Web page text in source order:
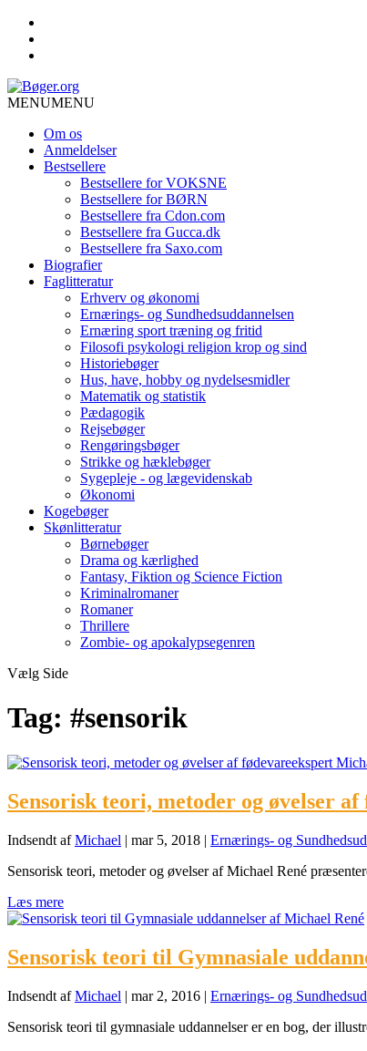
MENUMENU
Om os
Anmeldelser
Bestsellere
Bestsellere for VOKSNE
Bestsellere for BØRN
Bestsellere fra Cdon.com
Bestsellere fra Gucca.dk
Bestsellere fra Saxo.com
Biografier
Faglitteratur
Erhverv og økonomi
Ernærings- og Sundhedsuddannelsen
Ernæring sport træning og fritid
Filosofi psykologi religion krop og sind
Historiebøger
Hus, have, hobby og nydelsesmidler
Matematik og statistik
Pædagogik
Rejsebøger
Rengøringsbøger
Strikke og hæklebøger
Sygepleje - og lægevidenskab
Økonomi
Kogebøger
Skønlitteratur
Børnebøger
Drama og kærlighed
Fantasy, Fiktion og Science Fiction
Kriminalromaner
Romaner
Thrillere
Zombie- og apokalypsegenren
Vælg Side
Tag: #sensorik
Sensorisk teori, metoder og øvelser
Indsendt afMichael | mar 5, 2018 | Ernærings- og
Sensorisk teori, metoder og øvelser af Michael René
Læs mere
Sensorisk teori til Gymnasiale
Indsendt afMichael | mar 2, 2016 | Ernærings- og
Sensorisk teori til gymnasiale uddannelser er en bog, der